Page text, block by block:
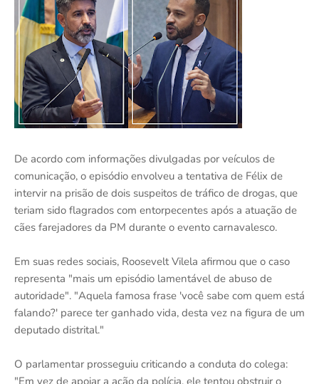
De acordo com informações divulgadas por veículos de
comunicação, o episódio envolveu a tentativa de Félix de
intervir na prisão de dois suspeitos de tráfico de drogas, que
teriam sido flagrados com entorpecentes após a atuação de
cães farejadores da PM durante o evento carnavalesco.
Em suas redes sociais, Roosevelt Vilela afirmou que o caso
representa "mais um episódio lamentável de abuso de
autoridade". "Aquela famosa frase 'você sabe com quem está
falando?' parece ter ganhado vida, desta vez na figura de um
deputado distrital."
O parlamentar prosseguiu criticando a conduta do colega: